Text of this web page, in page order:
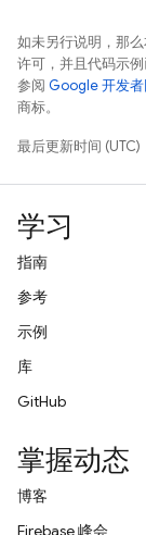
如未另行说明，那
许可，并且代码示
参阅 Google 开发
商标。
最后更新时间
学习
指南
参考
示例
库
GitHub
掌握动态
博客
Firebase 峰会